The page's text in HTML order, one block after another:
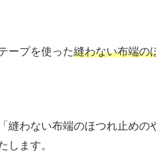
ープを使った縫わない布端の
縫わない布端のほつれ止め
します。